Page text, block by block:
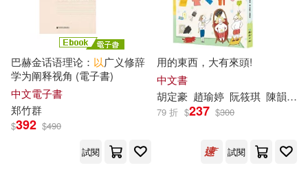
美桜せりな(34)
野崎アユ(34)
麻生実花(32) 和泉あや(31)
七緒たつみ(30)
人民郵電出版社(220)
尖端(211) 商周出版(209)
Usborne Publishing Ltd(202)
青文(200) 商務印書館(196)
電子書 (可複選)
適合手機平板閱讀(2302)
適合平板閱讀(3688)
免費電子書(38)
巴赫金话语理论： 以广义修辞
学为阐释视角 (電子書)
中文電子書
郑竹群
$392 $490
試閱
用的東西，大有來頭!
中文書
胡定豪 趙瑜婷 阮筱琪 陳韻竹
79 折 $237 $300
試閱